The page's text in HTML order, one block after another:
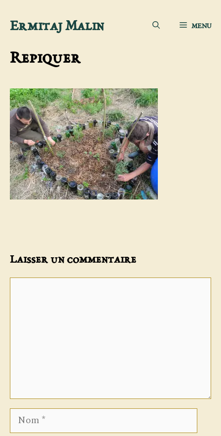
Aller
contenu
Ermitaj Malin MENU
Repiquer
Laisser un commentaire
Nom